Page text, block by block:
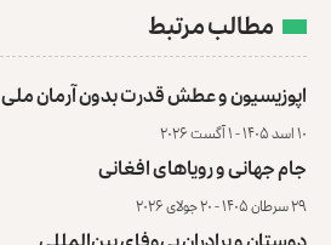
مطالب مرتبط
اپوزیسیون و عطش قدرت بدون آرمان ملی
۱۰ اسد ۱۴۰۵ - ۱ آگست ۲۰۲۶
جام جهانی و رویاهای افغانی
۲۹ سرطان ۱۴۰۵ - ۲۰ جولای ۲۰۲۶